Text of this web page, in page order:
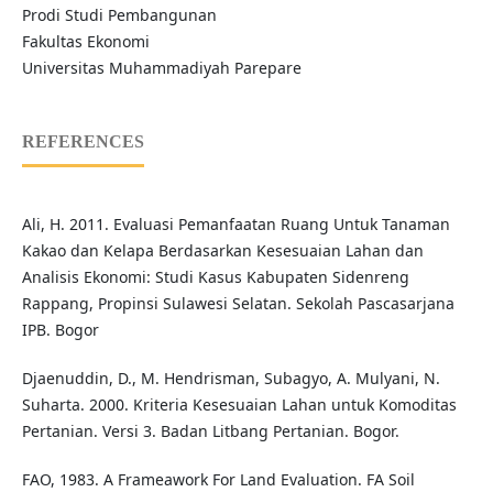
Prodi Studi Pembangunan
Fakultas Ekonomi
Universitas Muhammadiyah Parepare
REFERENCES
Ali, H. 2011. Evaluasi Pemanfaatan Ruang Untuk Tanaman
Kakao dan Kelapa Berdasarkan Kesesuaian Lahan dan
Analisis Ekonomi: Studi Kasus Kabupaten Sidenreng
Rappang, Propinsi Sulawesi Selatan. Sekolah Pascasarjana
IPB. Bogor
Djaenuddin, D., M. Hendrisman, Subagyo, A. Mulyani, N.
Suharta. 2000. Kriteria Kesesuaian Lahan untuk Komoditas
Pertanian. Versi 3. Badan Litbang Pertanian. Bogor.
FAO, 1983. A Frameawork For Land Evaluation. FA Soil